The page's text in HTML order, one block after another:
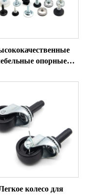
опорные
колесо для